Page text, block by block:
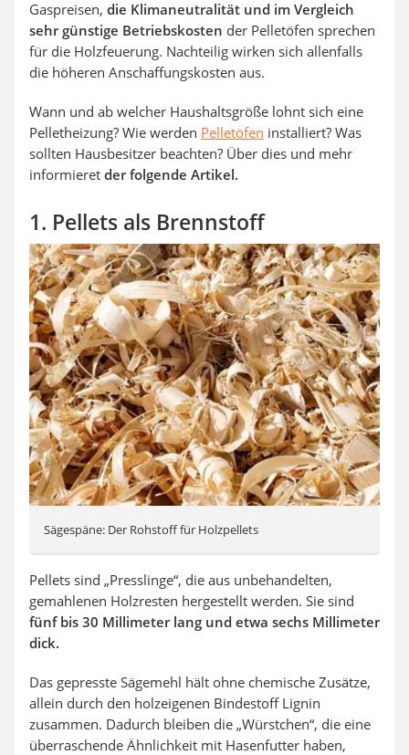
Gaspreisen, die Klimaneutralität und im Vergleich
sehr günstige Betriebskosten der Pelletöfen sprechen
für die Holzfeuerung. Nachteilig wirken sich allenfalls
die höheren Anschaffungskosten aus.
Wann und ab welcher Haushaltsgröße lohnt sich eine
Pelletheizung? Wie werden Pelletöfen installiert? Was
sollten Hausbesitzer beachten? Über dies und mehr
informieret der folgende Artikel.
1. Pellets als Brennstoff
Sägespäne: Der Rohstoff für Holzpellets
Pellets sind „Presslinge“, die aus unbehandelten,
gemahlenen Holzresten hergestellt werden. Sie sind
fünf bis 30 Millimeter lang und etwa sechs Millimeter
dick.
Das gepresste Sägemehl hält ohne chemische Zusätze,
allein durch den holzeigenen Bindestoff Lignin
zusammen. Dadurch bleiben die „Würstchen“, die eine
überraschende Ähnlichkeit mit Hasenfutter haben,